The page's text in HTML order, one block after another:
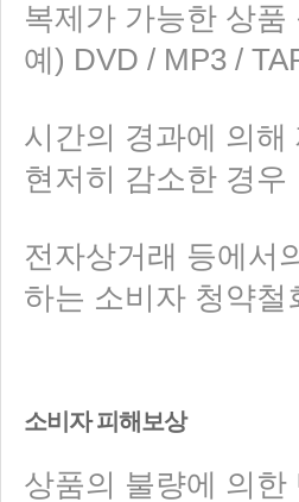
복제가 가능한 상
예) DVD / MP3 /
시간의 경과에 의
현저히 감소한 경우
전자상거래 등에서
하는 소비자 청약
소비자 피해보상
상품의 불량에 의한